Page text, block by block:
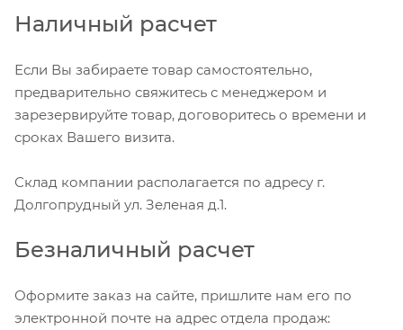
Наличный расчет
Если Вы забираете товар самостоятельно,
предварительно свяжитесь с менеджером и
зарезервируйте товар, договоритесь о времени и
сроках Вашего визита.
Склад компании располагается по адресу г.
Долгопрудный ул. Зеленая д.1.
Безналичный расчет
Оформите заказ на сайте, пришлите нам его по
электронной почте на адрес отдела продаж: